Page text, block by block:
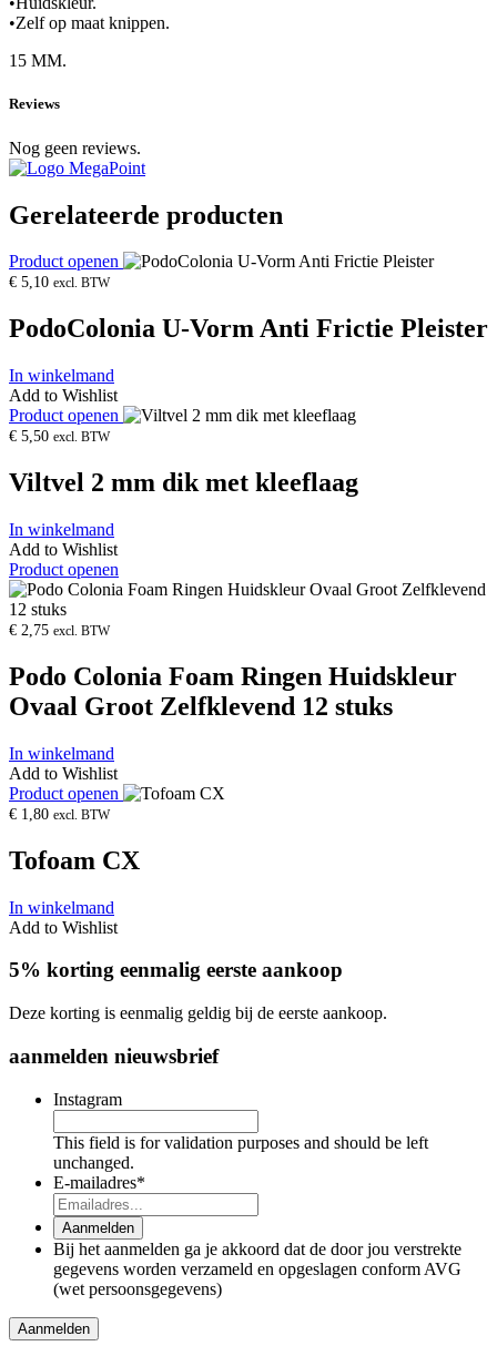
•Zelf op maat knippen.
15 MM.
Reviews
Nog geen reviews.
Gerelateerde producten
Product openen
€ 5,10 excl. BTW
PodoColonia U-Vorm Anti Frictie Pleister
In winkelmand
Add to Wishlist
Product openen
€ 5,50 excl. BTW
Viltvel 2 mm dik met kleeflaag
In winkelmand
Add to Wishlist
Product openen
€ 2,75 excl. BTW
Podo Colonia Foam Ringen Huidskleur
Ovaal Groot Zelfklevend 12 stuks
In winkelmand
Add to Wishlist
Product openen
€ 1,80 excl. BTW
Tofoam CX
In winkelmand
Add to Wishlist
5% korting eenmalig eerste aankoop
Deze korting is eenmalig geldig bij de eerste aankoop.
aanmelden nieuwsbrief
Instagram
This field is for validation purposes and should be left
unchanged.
E-mailadres*
Aanmelden
Bij het aanmelden ga je akkoord dat de door jou verstrekte
gegevens worden verzameld en opgeslagen conform AVG
(wet persoonsgegevens)
Aanmelden